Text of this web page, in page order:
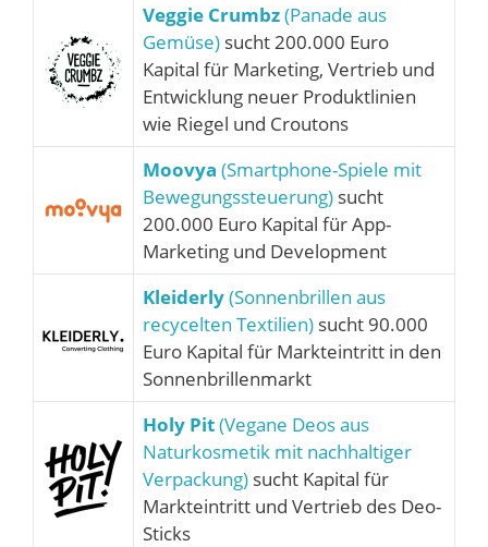
Veggie Crumbz(Panade aus
Gemüse) sucht 200.000 Euro
Kapital für Marketing, Vertrieb und
Entwicklung neuer Produktlinien
wie Riegel und Croutons
Moovya (Smartphone-Spiele mit
Bewegungssteuerung) sucht
200.000 Euro Kapital für App-
Marketing und Development
Kleiderly(Sonnenbrillen aus
recycelten Textilien) sucht 90.000
Euro Kapital für Markteintritt in den
Sonnenbrillenmarkt
Holy Pit(Vegane Deos aus
Naturkosmetik mit nachhaltiger
Verpackung) sucht Kapital für
Markteintritt und Vertrieb des Deo-
Sticks